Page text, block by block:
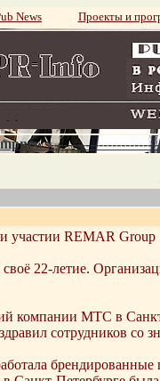
News Проекты и
участии REMAR Group
22-летие.
компании МТС в
сотрудников